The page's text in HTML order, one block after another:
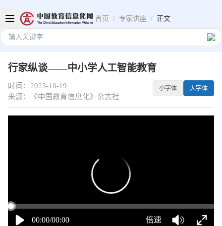
首页 / 专家讲座 / 正文
行家纵谈——中小学人工智能教育
时间：2023-10-19
来源：《中国教育信息化》杂志社
小字体 大字体
00:00/00:00 倍速
50% 75% 100% 16:57:22